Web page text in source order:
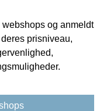
og anmeldt
prisniveau,